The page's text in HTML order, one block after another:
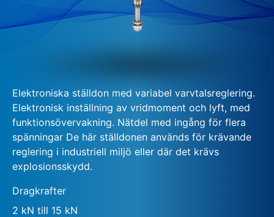
Elektroniska ställdon med variabel varvtalsreglering.
Elektronisk inställning av vridmoment och lyft, med
funktionsövervakning. Nätdel med ingång för flera
spänningar De här ställdonen används för krävande
reglering i industriell miljö eller där det krävs
explosionsskydd.
Dragkrafter
2 kN till 15 kN